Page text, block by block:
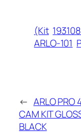
(Kit
ARLO-101
← ARLO PRO
CAM KIT
BLACK